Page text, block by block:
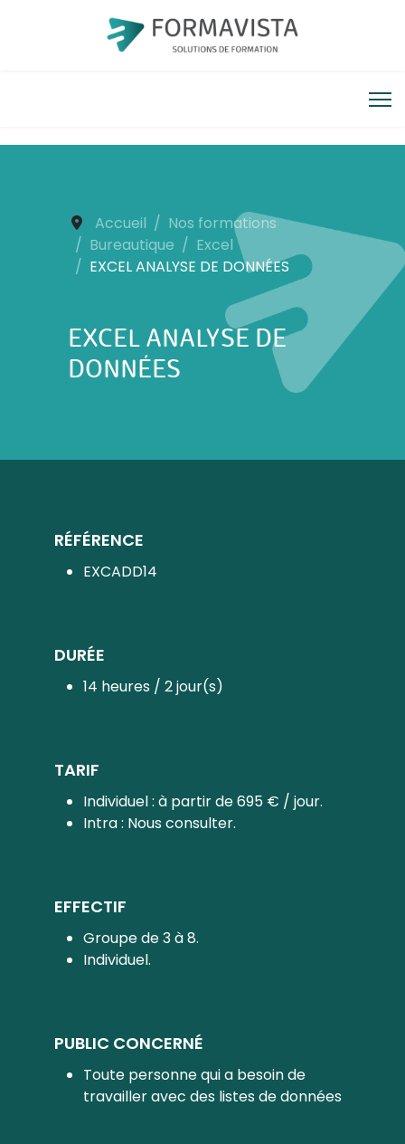
Accueil
Nos formations
Bureautique
Excel
EXCEL ANALYSE DE DONNÉES
EXCEL ANALYSE DE
DONNÉES
RÉFÉRENCE
EXCADD14
DURÉE
14 heures / 2 jour(s)
TARIF
Individuel : à partir de 695 € / jour.
Intra : Nous consulter.
EFFECTIF
Groupe de 3 à 8.
Individuel.
PUBLIC CONCERNÉ
Toute personne qui a besoin de
travailler avec des listes de données